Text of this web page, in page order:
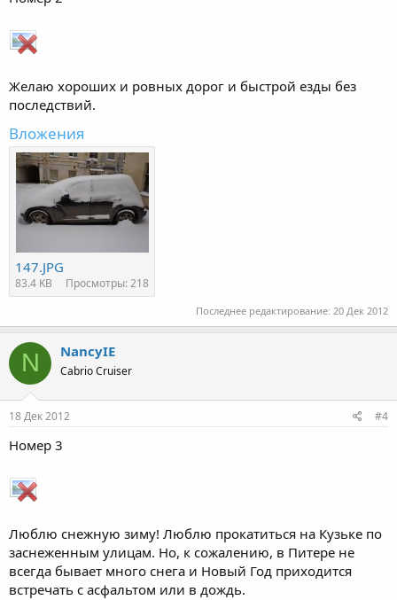
Желаю хороших и ровных дорог и быстрой езды без
последствий.
Вложения
147.JPG
83.4 KB Просмотры: 218
Последнее редактирование: 20 Дек 2012
N NancyIE
Cabrio Cruiser
18 Дек 2012 #4
Номер 3
Люблю снежную зиму! Люблю прокатиться на Кузьке по
заснеженным улицам. Но, к сожалению, в Питере не
всегда бывает многo снега и Новый Год приходится
встречать с асфальтом или в дождь.